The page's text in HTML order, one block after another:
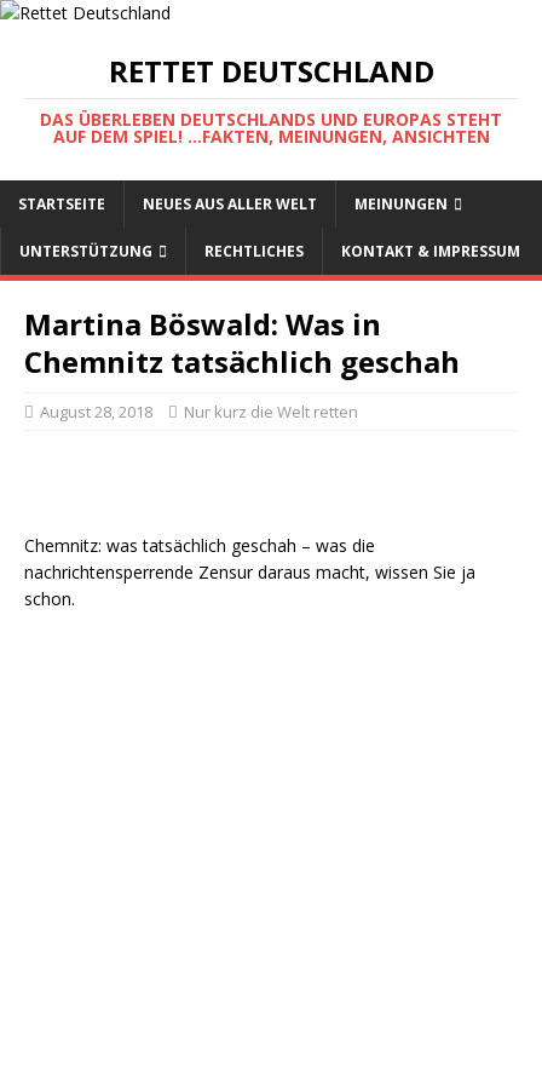
RETTET DEUTSCHLAND
DAS ÜBERLEBEN DEUTSCHLANDS UND EUROPAS STEHT
AUF DEM SPIEL! ...FAKTEN, MEINUNGEN, ANSICHTEN
STARTSEITE NEUES AUS ALLER WELT MEINUNGEN
UNTERSTÜTZUNG RECHTLICHES KONTAKT & IMPRESSUM
Martina Böswald: Was in
Chemnitz tatsächlich geschah
August 28, 2018 Nur kurz die Welt retten
Chemnitz: was tatsächlich geschah – was die
nachrichtensperrende Zensur daraus macht, wissen Sie ja
schon.